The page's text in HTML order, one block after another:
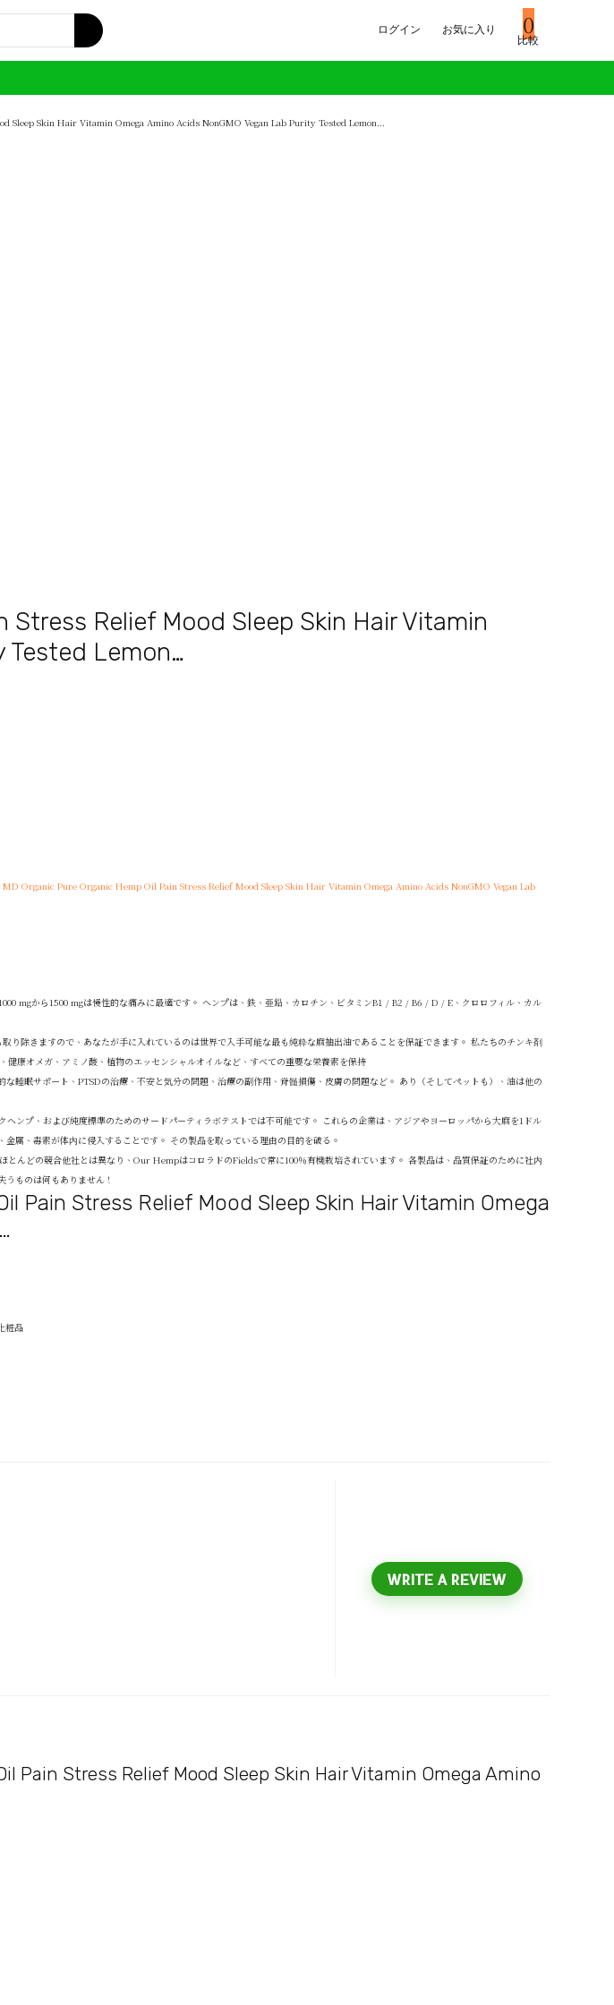
ログイン お気に入り 0
比較
Sleep Skin Hair Vitamin Omega Amino Acids NonGMO Vegan Lab Purity Tested Lemon…
Relief Mood Sleep Skin Hair Vitamin
Tested Lemon…
MD Organic Pure Organic Hemp Oil Pain Stress Relief Mood Sleep Skin Hair Vitamin Omega Amino Acids NonGMO Vegan Lab
mgから1500 mgは慢性的な痛みに最適です。 ヘンプは、鉄、亜鉛、カロチン、ビタミンB1 / B2 / B6 / D / E、クロロフィル、カル
除きますので、あなたが手に入れているのは世界で入手可能な最も純粋な麻抽出油であることを保証できます。 私たちのチンキ剤
康オメガ、アミノ酸、植物のエッセンシャルオイルなど、すべての重要な栄養素を保持
眠サポート、PTSDの治療、不安と気分の問題、治療の副作用、脊髄損傷、皮膚の問題など。 あり（そしてペットも）、油は他の
ンプ、および純度標準のためのサードパーティラボテストでは不可能です。 これらの企業は、アジアやヨーロッパから大麻を1ドル
属、毒素が体内に侵入することです。 その製品を取っている理由の目的を破る。
どの競合他社とは異なり、Our HempはコロラドのFieldsで常に100％有機栽培されています。 各製品は、品質保証のために社内
ものは何もありません！
Pain Stress Relief Mood Sleep Skin Hair Vitamin Omega
粧品
WRITE A REVIEW
Pain Stress Relief Mood Sleep Skin Hair Vitamin Omega Amino